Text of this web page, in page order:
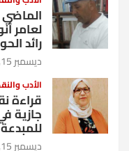
الماضي
لعامر
رائد
ديسمبر 15, 2025
الأدب
قراءة
جازية
ديسمبر 15, 2025